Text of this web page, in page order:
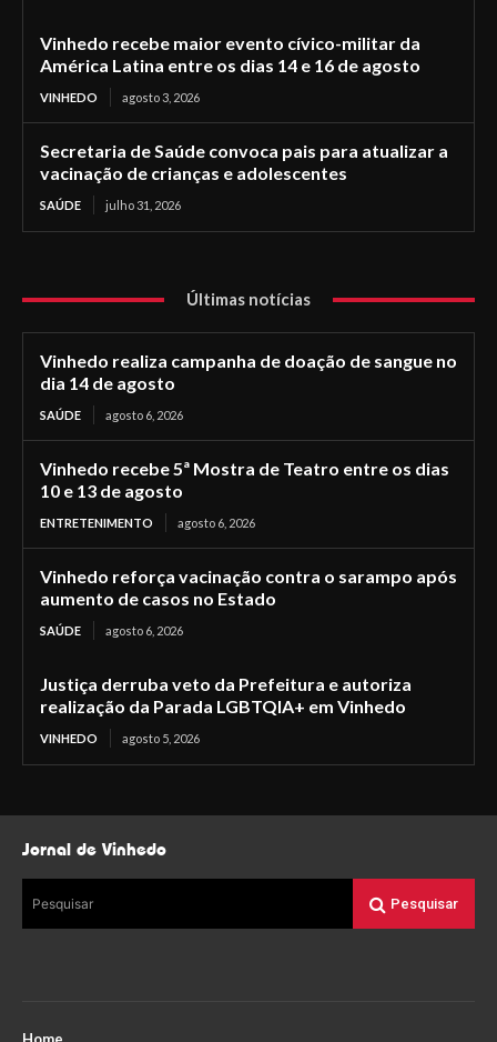
Vinhedo recebe maior evento cívico-militar da
América Latina entre os dias 14 e 16 de agosto
VINHEDO agosto 3, 2026
Secretaria de Saúde convoca pais para atualizar a
vacinação de crianças e adolescentes
SAÚDE julho 31, 2026
Últimas notícias
Vinhedo realiza campanha de doação de sangue no
dia 14 de agosto
SAÚDE agosto 6, 2026
Vinhedo recebe 5ª Mostra de Teatro entre os dias
10 e 13 de agosto
ENTRETENIMENTO agosto 6, 2026
Vinhedo reforça vacinação contra o sarampo após
aumento de casos no Estado
SAÚDE agosto 6, 2026
Justiça derruba veto da Prefeitura e autoriza
realização da Parada LGBTQIA+ em Vinhedo
VINHEDO agosto 5, 2026
Jornal de Vinhedo
Pesquisar Pesquisar
Home